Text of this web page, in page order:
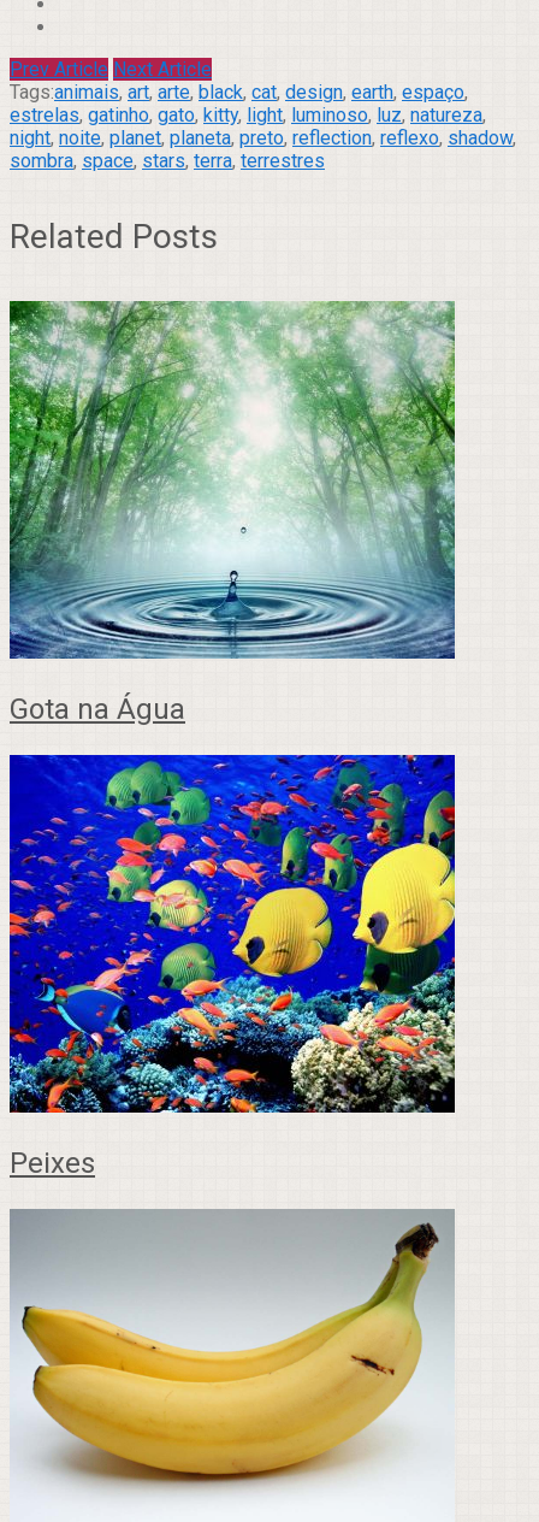
Prev Article Next Article
Tags:animais, art, arte, black, cat, design, earth, espaço,
estrelas, gatinho, gato, kitty, light, luminoso, luz, natureza,
night, noite, planet, planeta, preto, reflection, reflexo, shadow,
sombra, space, stars, terra, terrestres
Related Posts
Gota na Água
Peixes